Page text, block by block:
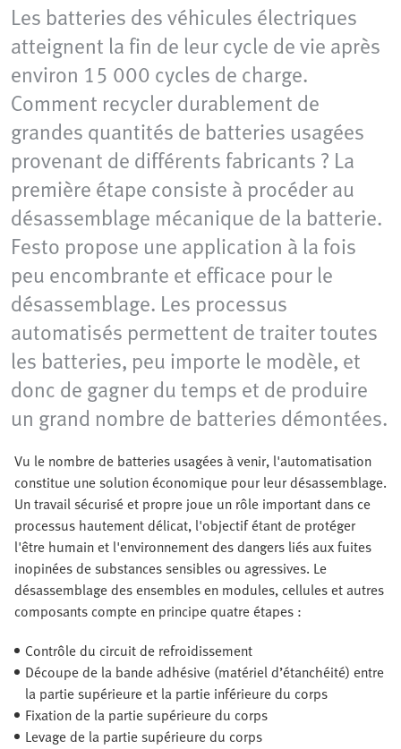
Les batteries des véhicules électriques
atteignent la fin de leur cycle de vie après
environ 15 000 cycles de charge.
Comment recycler durablement de
grandes quantités de batteries usagées
provenant de différents fabricants ? La
première étape consiste à procéder au
désassemblage mécanique de la batterie.
Festo propose une application à la fois
peu encombrante et efficace pour le
désassemblage. Les processus
automatisés permettent de traiter toutes
les batteries, peu importe le modèle, et
donc de gagner du temps et de produire
un grand nombre de batteries démontées.
Vu le nombre de batteries usagées à venir, l'automatisation
constitue une solution économique pour leur désassemblage.
Un travail sécurisé et propre joue un rôle important dans ce
processus hautement délicat, l'objectif étant de protéger
l'être humain et l'environnement des dangers liés aux fuites
inopinées de substances sensibles ou agressives. Le
désassemblage des ensembles en modules, cellules et autres
composants compte en principe quatre étapes :
Contrôle du circuit de refroidissement
Découpe de la bande adhésive (matériel d’étanchéité) entre
la partie supérieure et la partie inférieure du corps
Fixation de la partie supérieure du corps
Levage de la partie supérieure du corps